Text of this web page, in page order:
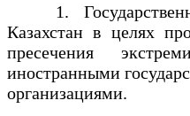
1.
Казахстан в целях
пресечения
иностранными
организациями.